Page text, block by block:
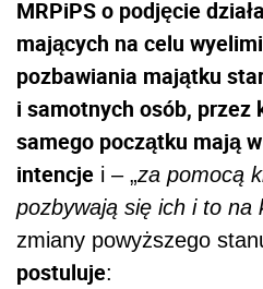
MRPiPS o podjęcie
mających na celu
pozbawiania majątku
i samotnych osób, przez
samego początku mają
intencje i – „za pomocą
pozbywają się ich i to na
zmiany powyższego
postuluje: